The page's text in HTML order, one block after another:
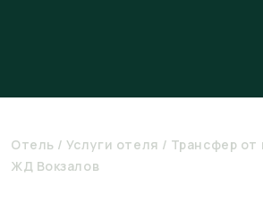
Отель Услуги отеля
Трансфер от
ЖД Вокзалов